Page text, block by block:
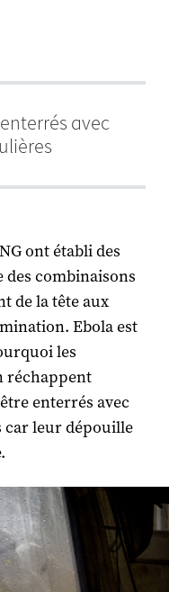
avec
ont établi des
combinaisons
de la tête aux
Ebola est
les
réchappent
enterrés avec
car leur dépouille